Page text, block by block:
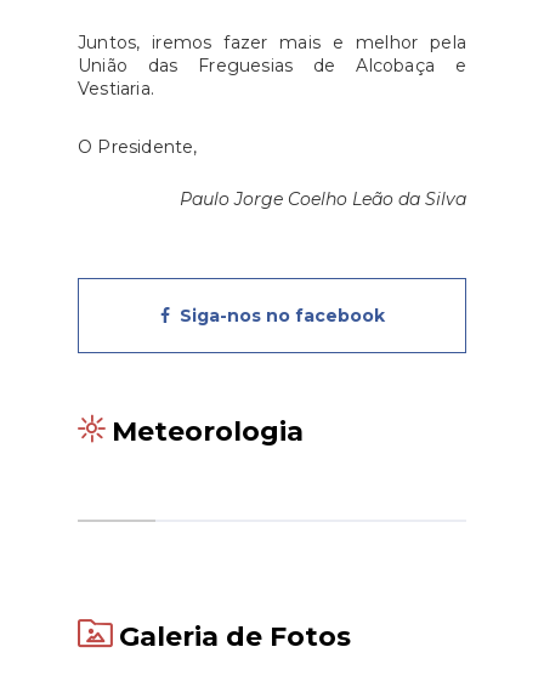
Juntos, iremos fazer mais e melhor pela
União das Freguesias de Alcobaça e
Vestiaria.
O Presidente,
Paulo Jorge Coelho Leão da Silva
Siga-nos no facebook
Meteorologia
Galeria de Fotos